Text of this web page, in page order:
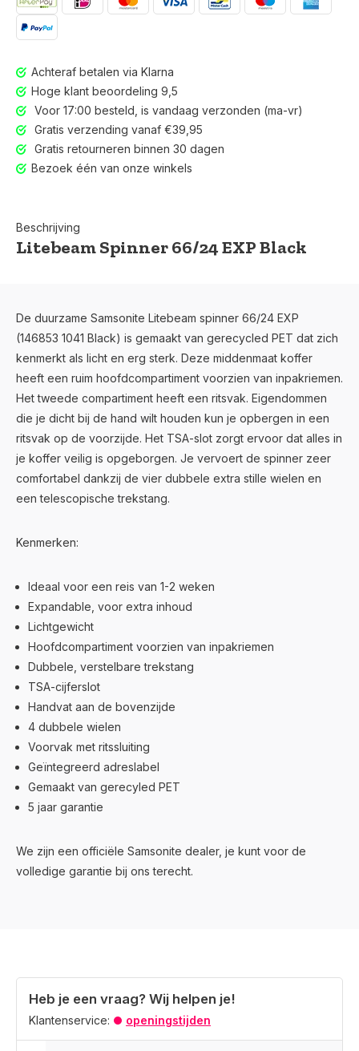
Achteraf betalen via Klarna
Hoge klant beoordeling 9,5
Voor 17:00 besteld, is vandaag verzonden (ma-vr)
Gratis verzending vanaf €39,95
Gratis retourneren binnen 30 dagen
Bezoek één van onze winkels
Beschrijving
Litebeam Spinner 66/24 EXP Black
De duurzame Samsonite Litebeam spinner 66/24 EXP
(146853 1041 Black) is gemaakt van gerecycled PET dat zich
kenmerkt als licht en erg sterk. Deze middenmaat koffer
heeft een ruim hoofdcompartiment voorzien van inpakriemen.
Het tweede compartiment heeft een ritsvak. Eigendommen
die je dicht bij de hand wilt houden kun je opbergen in een
ritsvak op de voorzijde. Het TSA-slot zorgt ervoor dat alles in
je koffer veilig is opgeborgen. Je vervoert de spinner zeer
comfortabel dankzij de vier dubbele extra stille wielen en
een telescopische trekstang.
Kenmerken:
Ideaal voor een reis van 1-2 weken
Expandable, voor extra inhoud
Lichtgewicht
Hoofdcompartiment voorzien van inpakriemen
Dubbele, verstelbare trekstang
TSA-cijferslot
Handvat aan de bovenzijde
4 dubbele wielen
Voorvak met ritssluiting
Geïntegreerd adreslabel
Gemaakt van gerecyled PET
5 jaar garantie
We zijn een officiële Samsonite dealer, je kunt voor de
volledige garantie bij ons terecht.
Heb je een vraag? Wij helpen je!
Klantenservice: openingstijden